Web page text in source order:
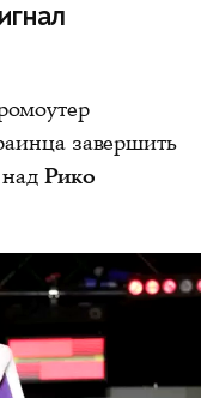
завершить
Рико